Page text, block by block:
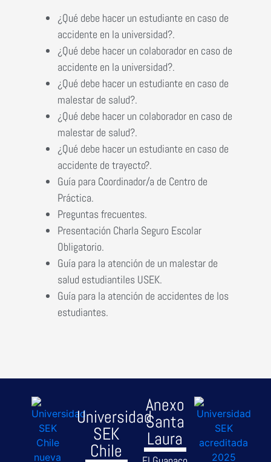
¿Qué debe hacer un estudiante en caso de
accidente en la universidad?.
¿Qué debe hacer un colaborador en caso de
accidente en la universidad?.
¿Qué debe hacer un estudiante en caso de
malestar de salud?.
¿Qué debe hacer un colaborador en caso de
malestar de salud?.
¿Qué debe hacer un estudiante en caso de
accidente de trayecto?.
Guía para Coordinador/a de Centro de
Práctica.
Preguntas frecuentes.
Presentación Charla Seguro Escolar
Obligatorio.
Guía para la atención de un malestar de
salud estudiantiles USEK.
Guía para la atención de accidentes de los
estudiantes.
Universidad
SEK
Chile
Anexo
Santa
Laura